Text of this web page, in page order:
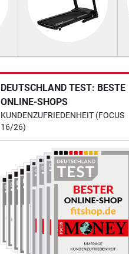
DEUTSCHLAND TEST: BESTE
ONLINE-SHOPS
KUNDENZUFRIEDENHEIT (FOCUS
16/26)